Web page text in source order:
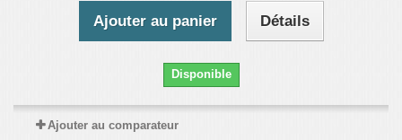
Ajouter au panier Détails
Disponible
Ajouter au comparateur